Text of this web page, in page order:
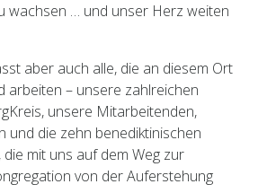
wachsen … und unser Herz weiten
aber auch alle, die an diesem Ort
arbeiten – unsere zahlreichen
unsere Mitarbeitenden,
und die zehn benediktinischen
mit uns auf dem Weg zur
von der Auferstehung